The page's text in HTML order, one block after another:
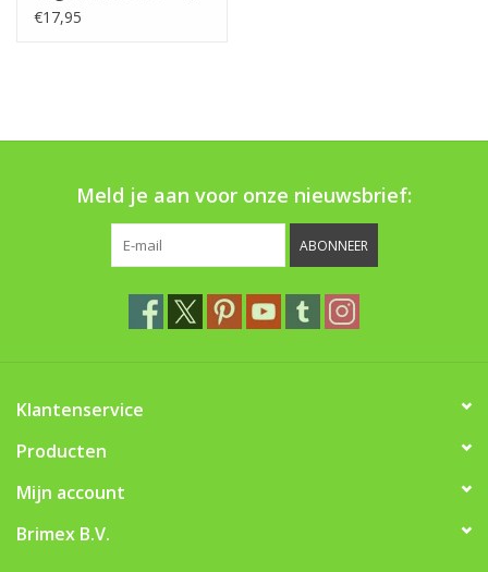
MgO
€17,95
Meld je aan voor onze nieuwsbrief:
ABONNEER
Klantenservice
Producten
Mijn account
Brimex B.V.